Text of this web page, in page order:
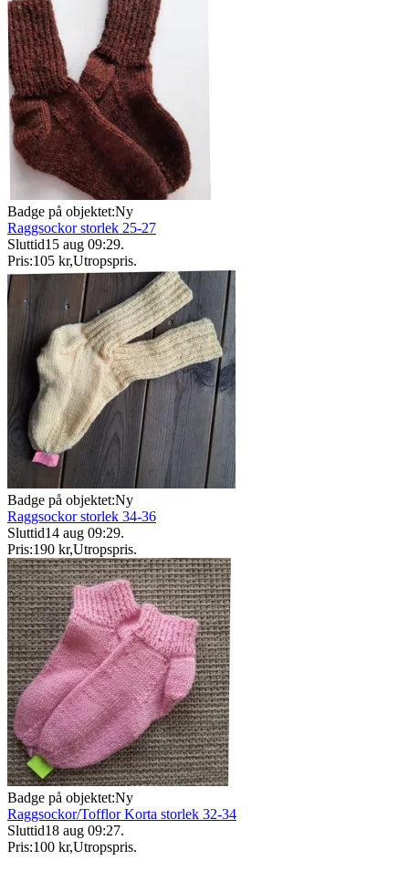
Badge på objektet:Ny
Raggsockor storlek 25-27
Sluttid15 aug 09:29.
Pris:105 kr,Utropspris.
Badge på objektet:Ny
Raggsockor storlek 34-36
Sluttid14 aug 09:29.
Pris:190 kr,Utropspris.
Badge på objektet:Ny
Raggsockor/Tofflor Korta storlek 32-34
Sluttid18 aug 09:27.
Pris:100 kr,Utropspris.